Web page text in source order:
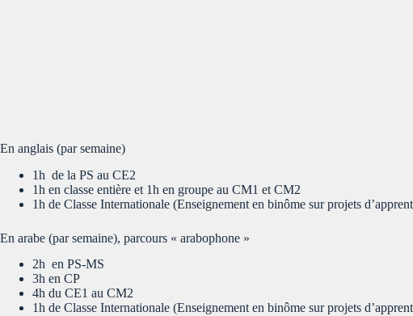
En anglais (par semaine)
1h de la PS au CE2
1h en classe entière et 1h en groupe au CM1 et CM2
1h de Classe Internationale (Enseignement en binôme sur projets
En arabe (par semaine), parcours « arabophone »
2h en PS-MS
3h en CP
4h du CE1 au CM2
1h de Classe Internationale (Enseignement en binôme sur projets